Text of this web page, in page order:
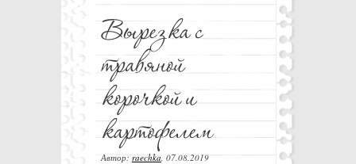
Автор:raechka, 07.08.2019